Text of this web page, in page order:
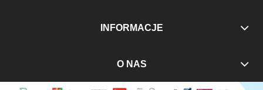
INFORMACJE
O NAS